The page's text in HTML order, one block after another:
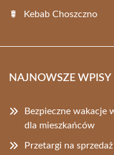
Kebab Choszczno
NAJNOWSZE WPISY
Bezpieczne wakacje
dla mieszkańców
Przetargi na